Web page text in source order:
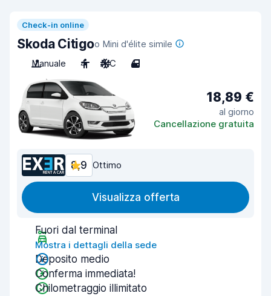
Check-in online
Skoda Citigoo Mini d'élite simile
Manuale
4 A/C 4
18,89 €
al giorno
Cancellazione gratuita
8,9 Ottimo
Visualizza offerta
Fuori dal terminal
Mostra i dettagli della sede
Deposito medio
Conferma immediata!
Chilometraggio illimitato